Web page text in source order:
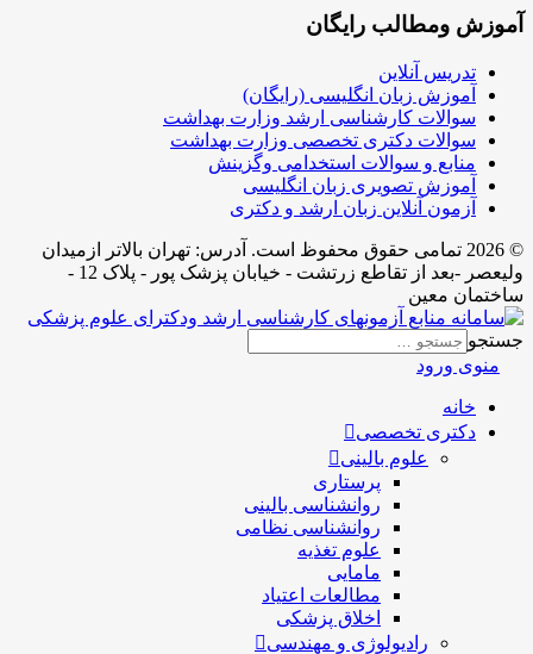
آموزش ومطالب رایگان
تدریس آنلاین
آموزش زبان انگلیسی (رایگان)
سوالات کارشناسی ارشد وزارت بهداشت
سوالات دکتری تخصصی وزارت بهداشت
منابع و سوالات استخدامی وگزینش
آموزش تصویری زبان انگلیسی
آزمون آنلاین زبان ارشد و دکتری
© 2026 تمامی حقوق محفوظ است. آدرس:‌ تهران بالاتر ازمیدان
ولیعصر -بعد از تقاطع زرتشت - خیابان پزشک پور - پلاک 12 -
ساختمان معین
جستجو
منوی ورود
خانه
دکتری تخصصی
علوم بالینی
پرستاری
روانشناسی بالینی
روانشناسی نظامی
علوم تغذیه
مامایی
مطالعات اعتیاد
اخلاق پزشکی
رادیولوژی و مهندسی